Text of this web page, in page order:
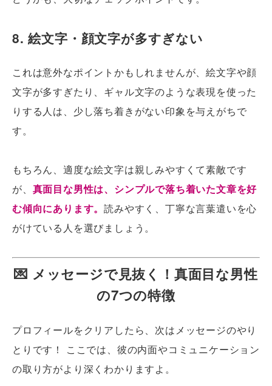
8. 絵文字・顔文字が多すぎない
これは意外なポイントかもしれませんが、絵文字や顔
文字が多すぎたり、ギャル文字のような表現を使った
りする人は、少し落ち着きがない印象を与えがちで
す。
もちろん、適度な絵文字は親しみやすくて素敵です
が、 真面目な男性は、シンプルで落ち着いた文章を好
む傾向にあります。読みやすく、丁寧な言葉遣いを心
がけている人を選びましょう。
💌 メッセージで見抜く！真面目な男性
の7つの特徴
プロフィールをクリアしたら、次はメッセージのやり
とりです！ ここでは、彼の内面やコミュニケーション
の取り方がより深くわかりますよ。